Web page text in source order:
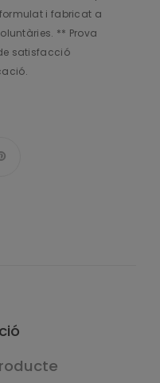
i fabricat a
** Prova
satisfacció